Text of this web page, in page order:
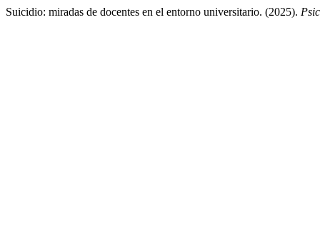
Suicidio: miradas de docentes en el entorno universitario. (2025).